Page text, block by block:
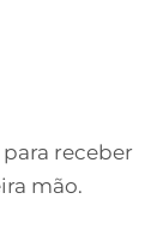
receber
mão.